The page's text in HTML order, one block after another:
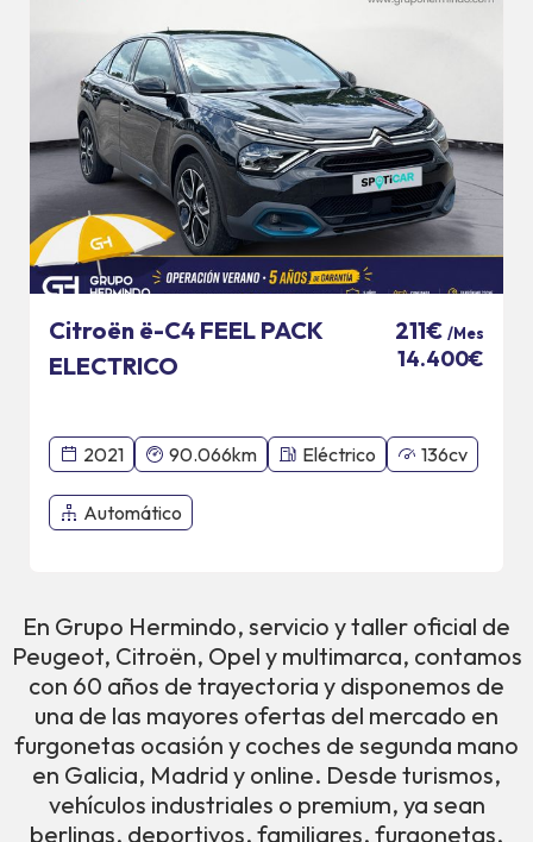
Citroën ë-C4 FEEL PACK
ELECTRICO
211€ /Mes
14.400€
2021 90.066km Eléctrico 136cv
Automático
En Grupo Hermindo, servicio y taller oficial de
Peugeot, Citroën, Opel y multimarca, contamos
con 60 años de trayectoria y disponemos de
una de las mayores ofertas del mercado en
furgonetas ocasión y coches de segunda mano
en Galicia, Madrid y online. Desde turismos,
vehículos industriales o premium, ya sean
berlinas, deportivos, familiares, furgonetas,